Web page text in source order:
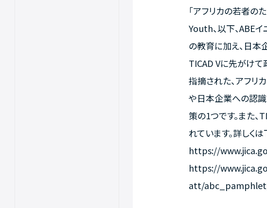
「アフリカの若者
Youth、以下、ABE
の教育に加え、日本
TICAD Vに先がけて
指摘された、アフリ
や日本企業への認識
策の1つです。また
れています。詳しく
https://
https://
att/